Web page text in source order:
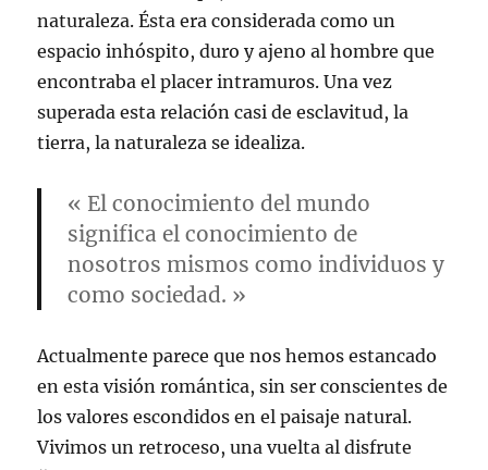
naturaleza. Ésta era considerada como un
espacio inhóspito, duro y ajeno al hombre que
encontraba el placer intramuros. Una vez
superada esta relación casi de esclavitud, la
tierra, la naturaleza se idealiza.
« El conocimiento del mundo
significa el conocimiento de
nosotros mismos como individuos y
como sociedad. »
Actualmente parece que nos hemos estancado
en esta visión romántica, sin ser conscientes de
los valores escondidos en el paisaje natural.
Vivimos un retroceso, una vuelta al disfrute